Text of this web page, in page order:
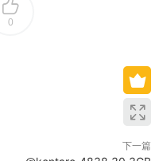
0
下一篇